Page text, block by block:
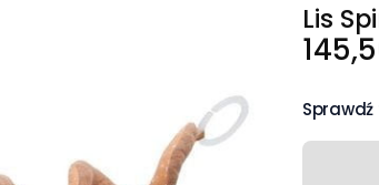
Lis
Cena
Sprawdź